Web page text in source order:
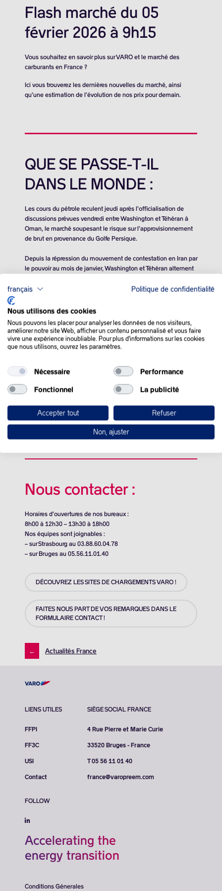
Flash marché du 05
février 2026 à 9h15
Vous souhaitez en savoir plus sur VARO et le marché des
carburants en France ?
Ici vous trouverez les dernières nouvelles du marché, ainsi
qu’une estimation de l’évolution de nos prix pour demain.
QUE SE PASSE-T-IL
DANS LE MONDE :
Les cours du pétrole reculent jeudi après l’officialisation de
discussions prévues vendredi entre Washington et Téhéran à
Oman, le marché soupesant le risque sur l’approvisionnement
de brut en provenance du Golfe Persique.
Depuis la répression du mouvement de contestation en Iran par
le pouvoir au mois de janvier, Washington et Téhéran alternent
fluctuant en fonction du ton employé
Mercredi , un article de presse et des propos du chef de la
diplomatie américaine, qui ont jeté le doute sur la tenue de ces
discussions, ont fait bondir les prix du brut avant que le ministre
Iranien des Affaires étrangères ne déclare que «les pourparlers
nucléaires avec les Etats-Unis doivent se tenir à Mascate
Donald Trump, qui a positionné dans la région une force de
frappe navale et militaire considérable, a maintenu la pression
Khamenei, «devrait se faire beaucoup de soucis« .
Nous contacter :
Horaires d’ouvertures de nos bureaux :
8h00 à 12h30 – 13h30 à 18h00
Nos équipes sont joignables :
– sur Strasbourg au 03.88.60.04.78
– sur Bruges au 05.56.11.01.40
DÉCOUVREZ LES SITES DE CHARGEMENTS VARO !
FAITES NOUS PART DE VOS REMARQUES DANS LE
FORMULAIRE CONTACT !
← Actualités France
LIENS UTILES
FFPI
FF3C
USI
Contact
SIÈGE SOCIAL FRANCE
4 Rue Pierre et Marie Curie
33520 Bruges - France
T 05 56 11 01 40
france@varopreem.com
FOLLOW
Accelerating the
energy transition
Conditions Génerales
français Politique de confidentialité
Nous utilisons des cookies
Nous pouvons les placer pour analyser les données de nos visiteurs,
améliorer notre site Web, afficher un contenu personnalisé et vous faire
vivre une expérience inoubliable. Pour plus d'informations sur les cookies
que nous utilisons, ouvrez les paramètres.
Nécessaire Performance
Fonctionnel La publicité
Accepter tout Refuser
Non, ajuster